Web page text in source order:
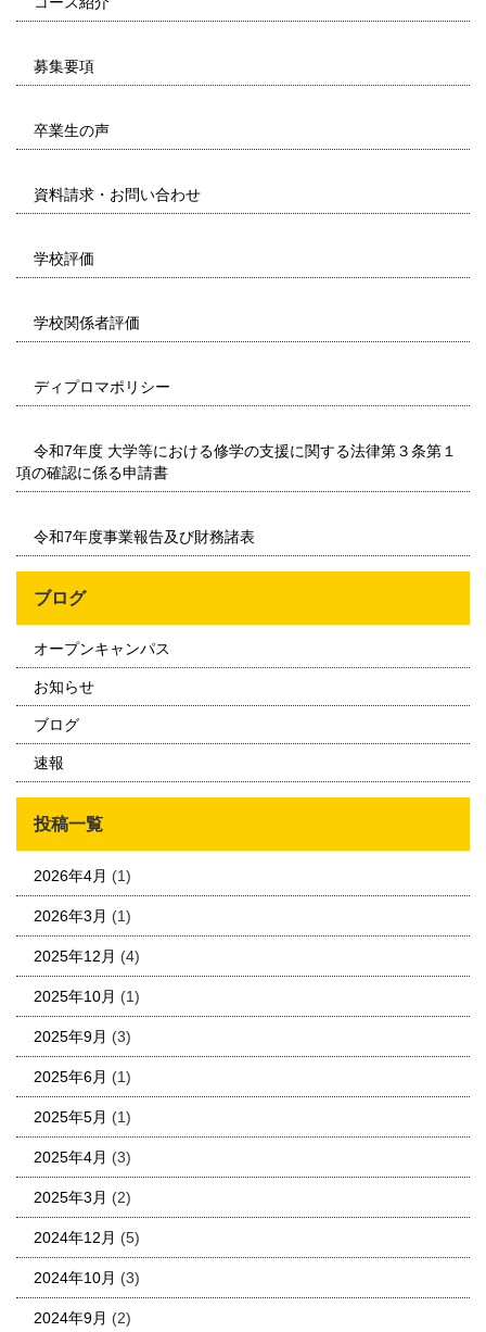
募集要項
卒業生の声
資料請求・お問い合わせ
学校評価
学校関係者評価
ディプロマポリシー
令和7年度 大学等における修学の支援に関する法律第３条第１
項の確認に係る申請書
令和7年度事業報告及び財務諸表
ブログ
オープンキャンパス
お知らせ
ブログ
速報
投稿一覧
2026年4月 (1)
2026年3月 (1)
2025年12月 (4)
2025年10月 (1)
2025年9月 (3)
2025年6月 (1)
2025年5月 (1)
2025年4月 (3)
2025年3月 (2)
2024年12月 (5)
2024年10月 (3)
2024年9月 (2)